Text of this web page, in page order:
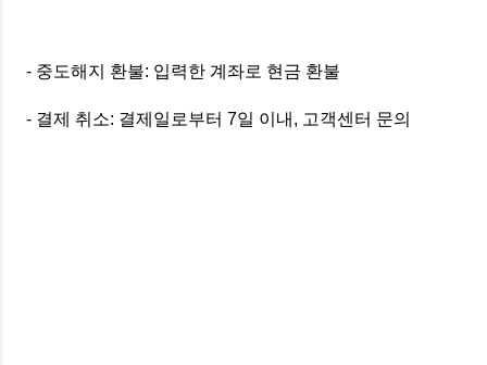
- 중도해지 환불: 입력한 계좌로 현금 환불
- 결제 취소: 결제일로부터 7일 이내, 고객센터 문의